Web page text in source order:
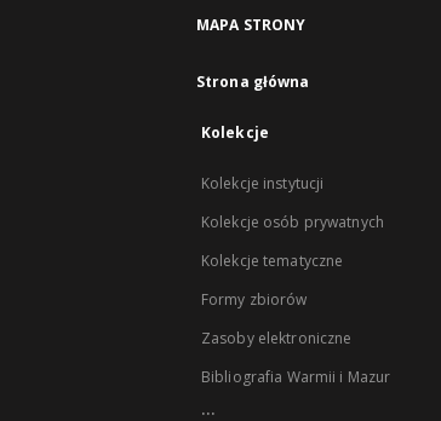
MAPA STRONY
Strona główna
Kolekcje
Kolekcje instytucji
Kolekcje osób prywatnych
Kolekcje tematyczne
Formy zbiorów
Zasoby elektroniczne
Bibliografia Warmii i Mazur
...